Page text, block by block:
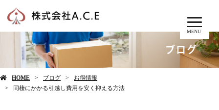
MENU
ブログ
HOME ブログ
お得情報
同棲にかかる引越し費用を安く抑える方法